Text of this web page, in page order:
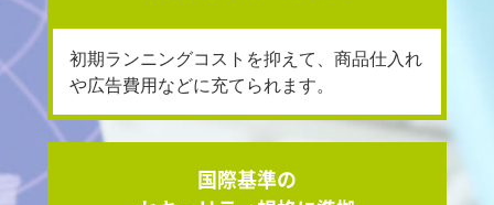
初期ランニングコストを抑えて、商品仕入れ
や広告費用などに充てられます。
国際基準の